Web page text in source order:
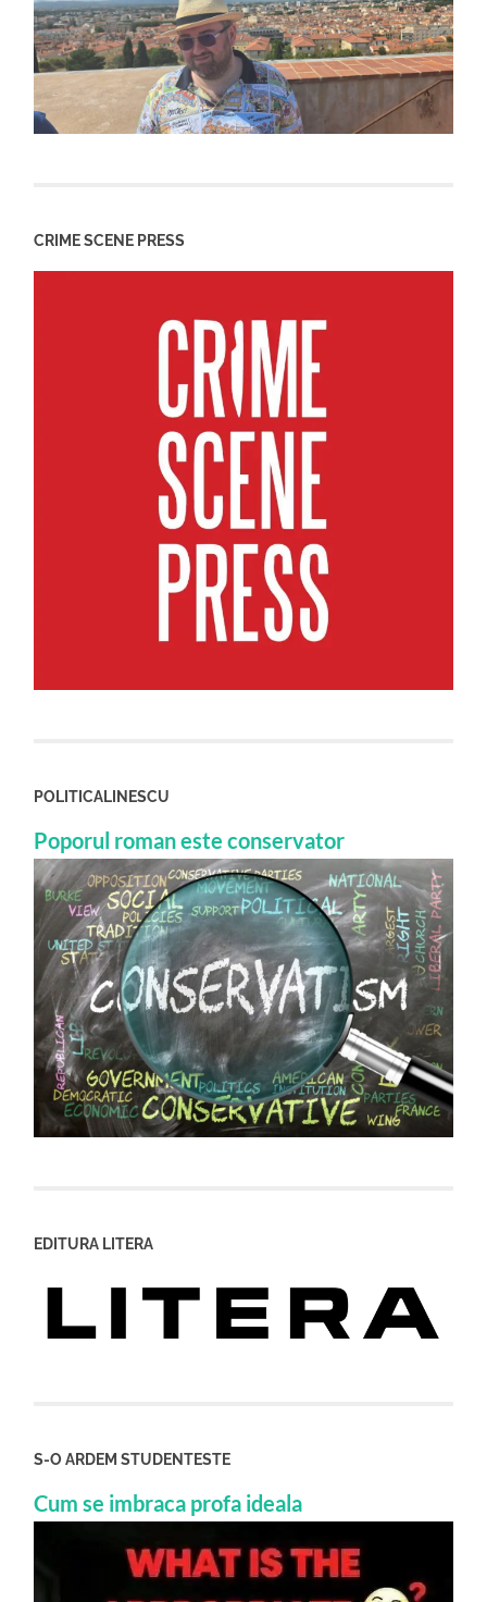
CRIME SCENE PRESS
POLITICALINESCU
Poporul roman este conservator
EDITURA LITERA
S-O ARDEM STUDENTESTE
Cum se imbraca profa ideala